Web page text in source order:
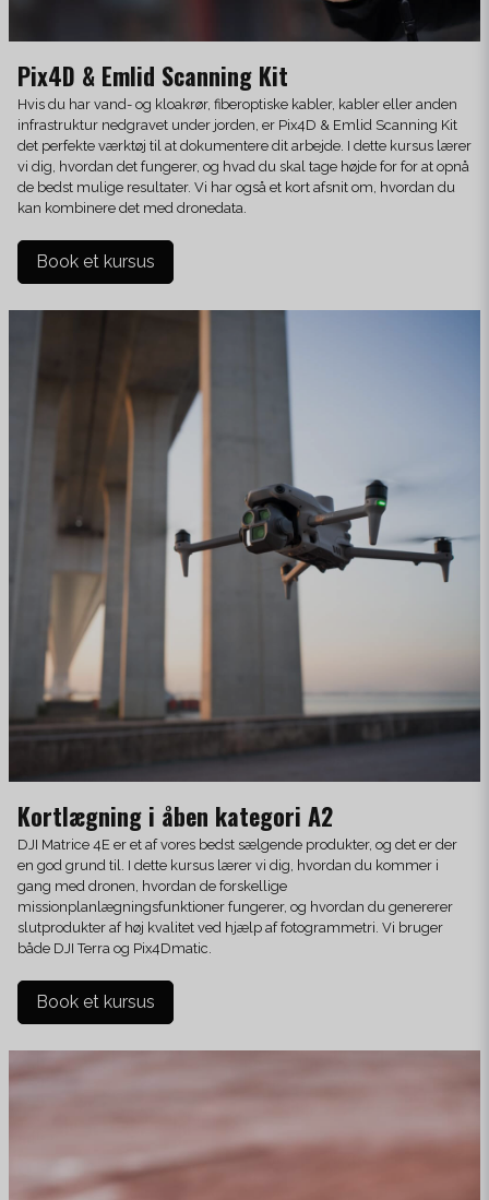
Pix4D & Emlid Scanning Kit
Hvis du har vand- og kloakrør, fiberoptiske kabler, kabler eller anden
infrastruktur nedgravet under jorden, er Pix4D & Emlid Scanning Kit
det perfekte værktøj til at dokumentere dit arbejde. I dette kursus lærer
vi dig, hvordan det fungerer, og hvad du skal tage højde for for at opnå
de bedst mulige resultater. Vi har også et kort afsnit om, hvordan du
kan kombinere det med dronedata.
Book et kursus
Kortlægning i åben kategori A2
DJI Matrice 4E er et af vores bedst sælgende produkter, og det er der
en god grund til. I dette kursus lærer vi dig, hvordan du kommer i
gang med dronen, hvordan de forskellige
missionplanlægningsfunktioner fungerer, og hvordan du genererer
slutprodukter af høj kvalitet ved hjælp af fotogrammetri. Vi bruger
både DJI Terra og Pix4Dmatic.
Book et kursus